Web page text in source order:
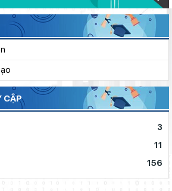
CẬP
3
11
156